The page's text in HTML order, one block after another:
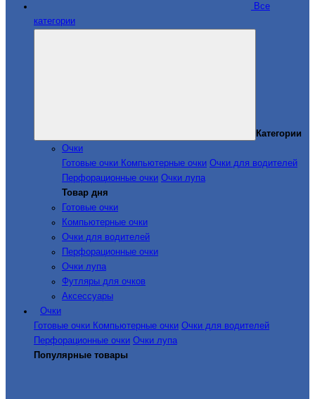
Все
категории
Категории
Очки
Готовые очки Компьютерные очки Очки для водителей
Перфорационные очки Очки лупа
Товар дня
Готовые очки
Компьютерные очки
Очки для водителей
Перфорационные очки
Очки лупа
Футляры для очков
Аксессуары
Очки
Готовые очки Компьютерные очки Очки для водителей
Перфорационные очки Очки лупа
Популярные товары